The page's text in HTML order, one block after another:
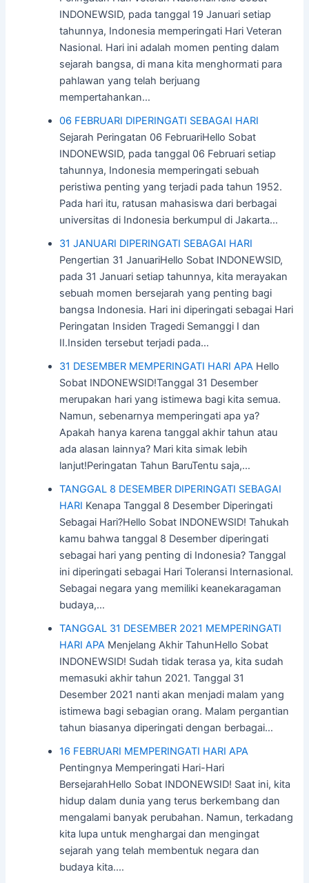
INDONEWSID, pada tanggal 19 Januari setiap
tahunnya, Indonesia memperingati Hari Veteran
Nasional. Hari ini adalah momen penting dalam
sejarah bangsa, di mana kita menghormati para
pahlawan yang telah berjuang
mempertahankan…
06 FEBRUARI DIPERINGATI SEBAGAI HARI
Sejarah Peringatan 06 FebruariHello Sobat
INDONEWSID, pada tanggal 06 Februari setiap
tahunnya, Indonesia memperingati sebuah
peristiwa penting yang terjadi pada tahun 1952.
Pada hari itu, ratusan mahasiswa dari berbagai
universitas di Indonesia berkumpul di Jakarta…
31 JANUARI DIPERINGATI SEBAGAI HARI
Pengertian 31 JanuariHello Sobat INDONEWSID,
pada 31 Januari setiap tahunnya, kita merayakan
sebuah momen bersejarah yang penting bagi
bangsa Indonesia. Hari ini diperingati sebagai Hari
Peringatan Insiden Tragedi Semanggi I dan
II.Insiden tersebut terjadi pada…
31 DESEMBER MEMPERINGATI HARI APA Hello
Sobat INDONEWSID!Tanggal 31 Desember
merupakan hari yang istimewa bagi kita semua.
Namun, sebenarnya memperingati apa ya?
Apakah hanya karena tanggal akhir tahun atau
ada alasan lainnya? Mari kita simak lebih
lanjut!Peringatan Tahun BaruTentu saja,…
TANGGAL 8 DESEMBER DIPERINGATI SEBAGAI
HARI Kenapa Tanggal 8 Desember Diperingati
Sebagai Hari?Hello Sobat INDONEWSID! Tahukah
kamu bahwa tanggal 8 Desember diperingati
sebagai hari yang penting di Indonesia? Tanggal
ini diperingati sebagai Hari Toleransi Internasional.
Sebagai negara yang memiliki keanekaragaman
budaya,…
TANGGAL 31 DESEMBER 2021 MEMPERINGATI
HARI APA Menjelang Akhir TahunHello Sobat
INDONEWSID! Sudah tidak terasa ya, kita sudah
memasuki akhir tahun 2021. Tanggal 31
Desember 2021 nanti akan menjadi malam yang
istimewa bagi sebagian orang. Malam pergantian
tahun biasanya diperingati dengan berbagai…
16 FEBRUARI MEMPERINGATI HARI APA
Pentingnya Memperingati Hari-Hari
BersejarahHello Sobat INDONEWSID! Saat ini, kita
hidup dalam dunia yang terus berkembang dan
mengalami banyak perubahan. Namun, terkadang
kita lupa untuk menghargai dan mengingat
sejarah yang telah membentuk negara dan
budaya kita.…